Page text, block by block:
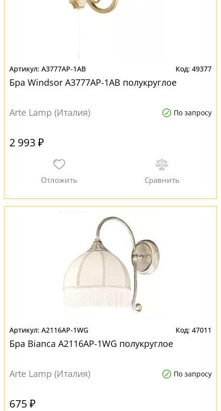
A3777AP-1AB 49377
Бра Windsor A3777AP-1AB полукруглое
Arte Lamp (Италия) По запросу
2 993 ₽
A2116AP-1WG 47011
Бра Bianca A2116AP-1WG полукруглое
Arte Lamp (Италия) По запросу
675 ₽